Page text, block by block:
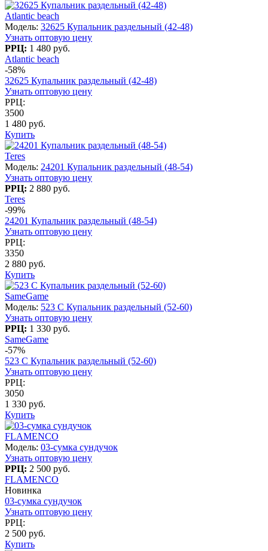
Atlantic beach
Модель: 32625 Купальник раздельный (42-48)
Узнать оптовую цену
РРЦ: 1 480 руб.
Atlantic beach
-58%
32625 Купальник раздельный (42-48)
Узнать оптовую цену
РРЦ:
3500
1 480 руб.
Купить
Teres
Модель: 24201 Купальник раздельный (48-54)
Узнать оптовую цену
РРЦ: 2 880 руб.
Teres
-99%
24201 Купальник раздельный (48-54)
Узнать оптовую цену
РРЦ:
3350
2 880 руб.
Купить
SameGame
Модель: 523 C Купальник раздельный (52-60)
Узнать оптовую цену
РРЦ: 1 330 руб.
SameGame
-57%
523 C Купальник раздельный (52-60)
Узнать оптовую цену
РРЦ:
3050
1 330 руб.
Купить
FLAMENCO
Модель: 03-сумка сундучок
Узнать оптовую цену
РРЦ: 2 500 руб.
FLAMENCO
Новинка
03-сумка сундучок
Узнать оптовую цену
РРЦ:
2 500 руб.
Купить